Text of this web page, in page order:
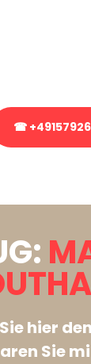
☎
hier den
Sie